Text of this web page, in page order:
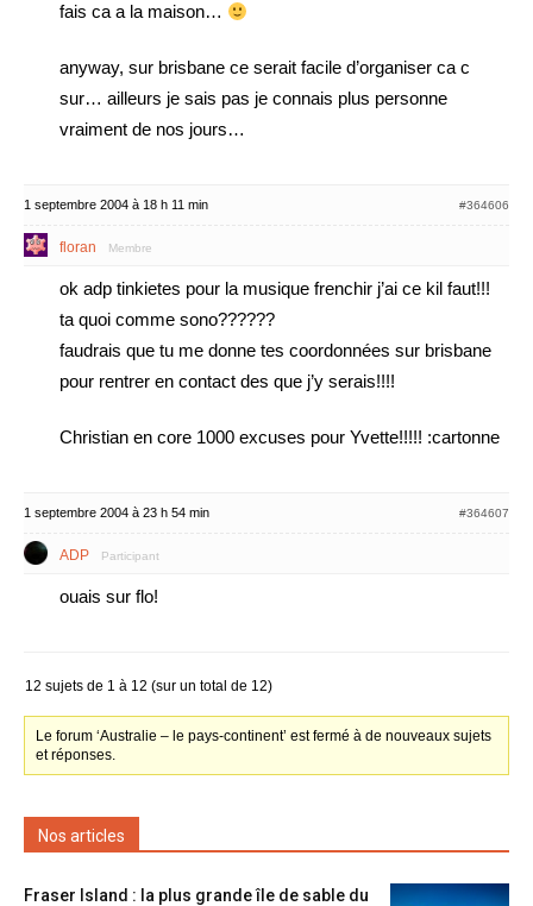
fais ca a la maison…
anyway, sur brisbane ce serait facile d’organiser ca c
sur… ailleurs je sais pas je connais plus personne
vraiment de nos jours…
1 septembre 2004 à 18 h 11 min #364606
floran Membre
ok adp tinkietes pour la musique frenchir j’ai ce kil faut!!!
ta quoi comme sono??????
faudrais que tu me donne tes coordonnées sur brisbane
pour rentrer en contact des que j’y serais!!!!
Christian en core 1000 excuses pour Yvette!!!!! :cartonne
1 septembre 2004 à 23 h 54 min #364607
ADP Participant
ouais sur flo!
12 sujets de 1 à 12 (sur un total de 12)
Le forum ‘Australie – le pays-continent’ est fermé à de nouveaux sujets
et réponses.
Nos articles
Fraser Island : la plus grande île de sable du